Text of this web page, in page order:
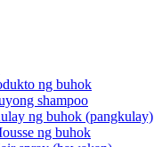
ng buhok
shampoo
ng buhok (pangkulay)
ng buhok